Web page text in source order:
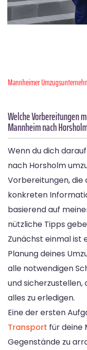
Mannheimer
Welche Vorbereitungen
Mannheim nach
Wenn du dich
nach Horsholm
Vorbereitungen, die
konkreten
basierend auf
nützliche Tipps
Zunächst einmal ist
Planung deines
alle notwendigen
und sicherzustellen,
alles zu erledigen.
Eine der ersten
Transport für deine
Gegenstände zu